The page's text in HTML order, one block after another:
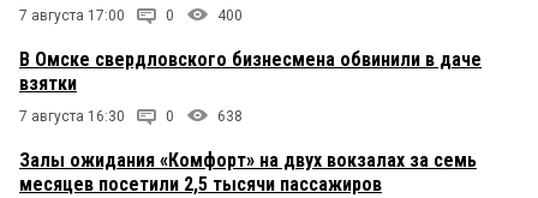
7 августа 17:00 0 400
В Омске свердловского бизнесмена обвинили в даче
взятки
7 августа 16:30 0 638
Залы ожидания «Комфорт» на двух вокзалах за семь
месяцев посетили 2,5 тысячи пассажиров